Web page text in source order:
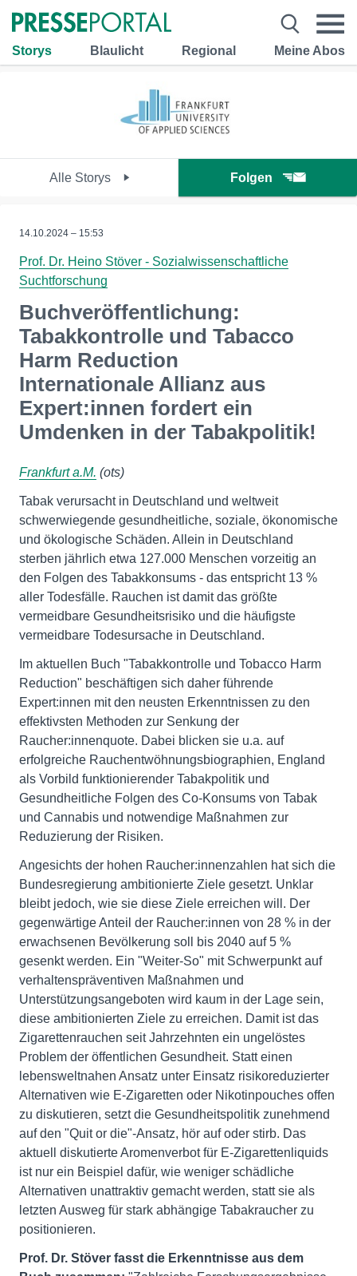
Storys Blaulicht Regional Meine Abos
Alle Storys Folgen
14.10.2024 – 15:53
Prof. Dr. Heino Stöver - Sozialwissenschaftliche
Suchtforschung
Buchveröffentlichung:
Tabakkontrolle und Tabacco
Harm Reduction
Internationale Allianz aus
Expert:innen fordert ein
Umdenken in der Tabakpolitik!
Frankfurt a.M. (ots)
Tabak verursacht in Deutschland und weltweit
schwerwiegende gesundheitliche, soziale, ökonomische
und ökologische Schäden. Allein in Deutschland
sterben jährlich etwa 127.000 Menschen vorzeitig an
den Folgen des Tabakkonsums - das entspricht 13 %
aller Todesfälle. Rauchen ist damit das größte
vermeidbare Gesundheitsrisiko und die häufigste
vermeidbare Todesursache in Deutschland.
Im aktuellen Buch "Tabakkontrolle und Tobacco Harm
Reduction" beschäftigen sich daher führende
Expert:innen mit den neusten Erkenntnissen zu den
effektivsten Methoden zur Senkung der
Raucher:innenquote. Dabei blicken sie u.a. auf
erfolgreiche Rauchentwöhnungsbiographien, England
als Vorbild funktionierender Tabakpolitik und
Gesundheitliche Folgen des Co-Konsums von Tabak
und Cannabis und notwendige Maßnahmen zur
Reduzierung der Risiken.
Angesichts der hohen Raucher:innenzahlen hat sich die
Bundesregierung ambitionierte Ziele gesetzt. Unklar
bleibt jedoch, wie sie diese Ziele erreichen will. Der
gegenwärtige Anteil der Raucher:innen von 28 % in der
erwachsenen Bevölkerung soll bis 2040 auf 5 %
gesenkt werden. Ein "Weiter-So" mit Schwerpunkt auf
verhaltenspräventiven Maßnahmen und
Unterstützungsangeboten wird kaum in der Lage sein,
diese ambitionierten Ziele zu erreichen. Damit ist das
Zigarettenrauchen seit Jahrzehnten ein ungelöstes
Problem der öffentlichen Gesundheit. Statt einen
lebensweltnahen Ansatz unter Einsatz risikoreduzierter
Alternativen wie E-Zigaretten oder Nikotinpouches offen
zu diskutieren, setzt die Gesundheitspolitik zunehmend
auf den "Quit or die"-Ansatz, hör auf oder stirb. Das
aktuell diskutierte Aromenverbot für E-Zigarettenliquids
ist nur ein Beispiel dafür, wie weniger schädliche
Alternativen unattraktiv gemacht werden, statt sie als
letzten Ausweg für stark abhängige Tabakraucher zu
positionieren.
Prof. Dr. Stöver fasst die Erkenntnisse aus dem